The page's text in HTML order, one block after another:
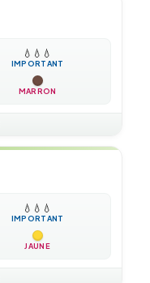
💧 💧 💧
IMPORTANT
MARRON
💧 💧 💧
IMPORTANT
JAUNE